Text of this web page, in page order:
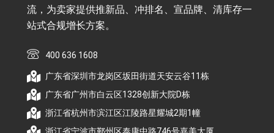
流，为卖家提供推新品、冲排名、宣品牌、清库存一
站式合规增长方案。
400 636 1608
广东省深圳市龙岗区坂田街道天安云谷11栋
广东省广州市白云区1328创新大院D栋
浙江省杭州市滨江区江陵路星耀城2期1幢